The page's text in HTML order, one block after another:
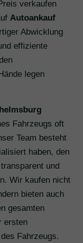
verkaufen
Autoankauf
Abwicklung
effiziente
legen
Fahrzeugs oft
Team besteht
haben, den
und
Wir kaufen nicht
bieten auch
gesamten
ersten
Fahrzeugs.